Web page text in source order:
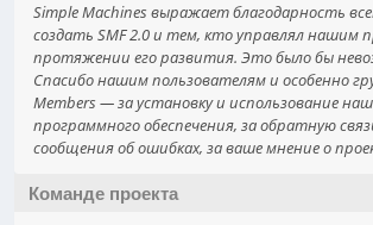
Simple Machines выражает благодарность
создать SMF 2.0 и тем, кто управлял нашим
протяжении его развития. Это было бы
Спасибо нашим пользователям и особенно
Members — за установку и использование
программного обеспечения, за обратную
сообщения об ошибках, за ваше мнение о
Команде проекта